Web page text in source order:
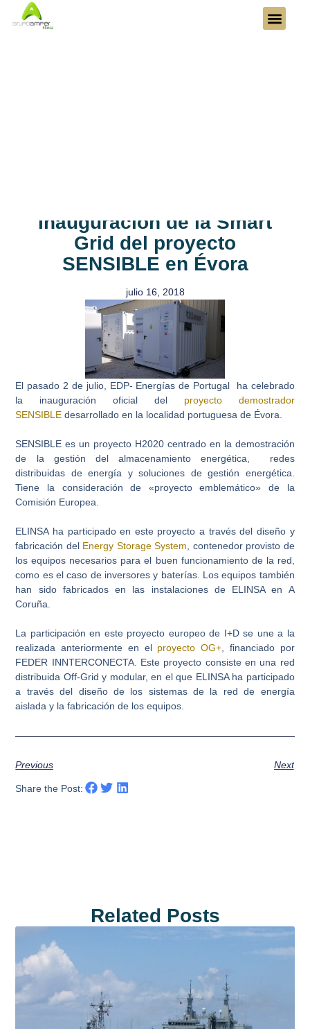
Inauguración de la Smart
Grid del proyecto
SENSIBLE en Évora
julio 16, 2018
El pasado 2 de julio, EDP- Energías de Portugal ha celebrado
la inauguración oficial del proyecto demostrador
SENSIBLE desarrollado en la localidad portuguesa de Évora.
SENSIBLE es un proyecto H2020 centrado en la demostración
de la gestión del almacenamiento energética, redes
distribuidas de energía y soluciones de gestión energética.
Tiene la consideración de «proyecto emblemático» de la
Comisión Europea.
ELINSA ha participado en este proyecto a través del diseño y
fabricación del Energy Storage System , contenedor provisto de
los equipos necesarios para el buen funcionamiento de la red,
como es el caso de inversores y baterías. Los equipos también
han sido fabricados en las instalaciones de ELINSA en A
Coruña.
La participación en este proyecto europeo de I+D se une a la
realizada anteriormente en el proyecto OG+ , financiado por
FEDER INNTERCONECTA. Este proyecto consiste en una red
distribuida Off-Grid y modular, en el que ELINSA ha participado
a través del diseño de los sistemas de la red de energía
aislada y la fabricación de los equipos.
Previous Next
Share the Post:
Related Posts